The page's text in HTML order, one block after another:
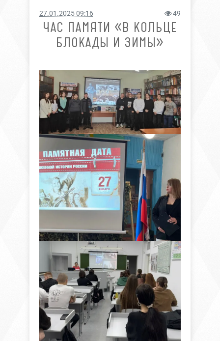
27.01.2025 09:16 49
ЧАС ПАМЯТИ «В КОЛЬЦЕ
БЛОКАДЫ И ЗИМЫ»